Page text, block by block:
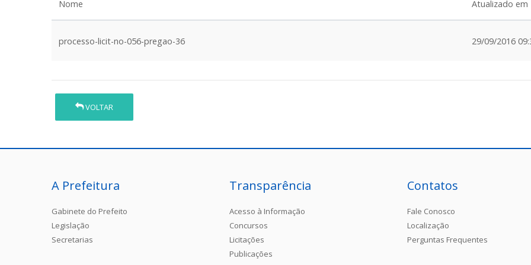
Nome Atualizado em
processo-licit-no-056-pregao-36 29/09/2016
VOLTAR
A Prefeitura
Gabinete do Prefeito
Legislação
Secretarias
Transparência
Acesso à Informação
Concursos
Licitações
Publicações
Contatos
Fale Conosco
Localização
Perguntas Frequentes